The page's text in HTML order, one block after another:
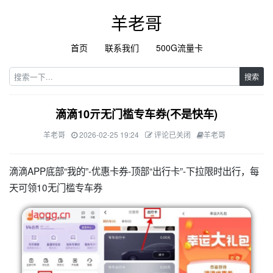
羊老哥
首页 联系我们 500G流量卡
搜索
滴滴10亓无门槛专车券(不是快车)
羊老哥 2026-02-25 19:24 评论已关闭 羊老哥
滴滴APP底部“我的”-优惠卡券-顶部“出行卡”-下拉限时出行，每
天可领10无门槛专车券